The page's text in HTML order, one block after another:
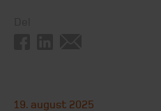
19. august 2025